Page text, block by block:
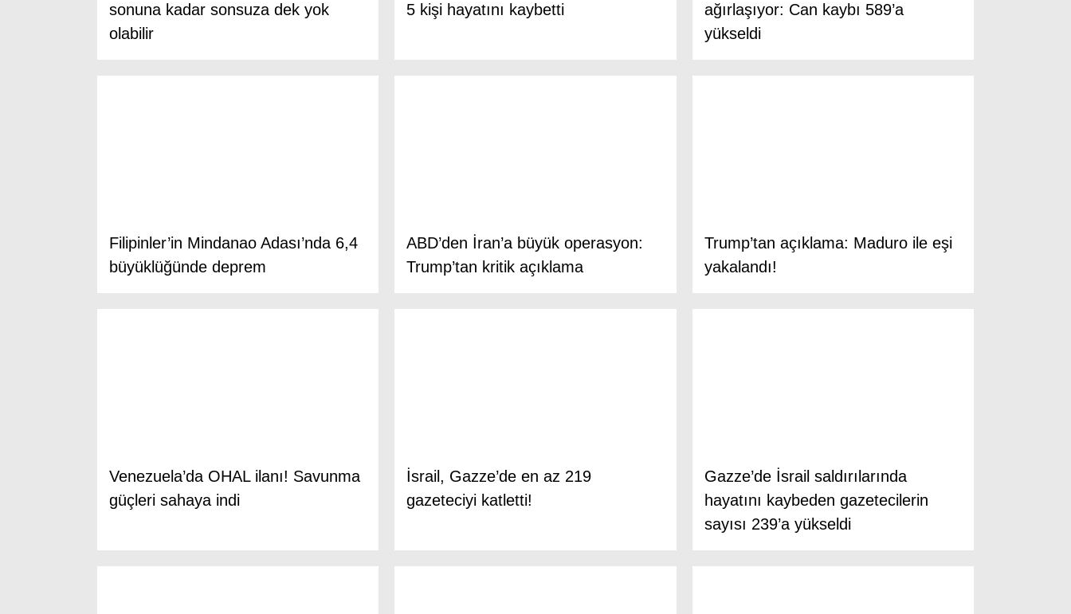
Spor
sonuna kadar sonsuza dek yok
olabilir
5 kişi hayatını kaybetti
ağırlaşıyor: Can kaybı 589’a
yükseldi
Filipinler’in Mindanao Adası’nda 6,4
büyüklüğünde deprem
ABD’den İran’a büyük operasyon:
Trump’tan kritik açıklama
Trump’tan açıklama: Maduro ile eşi
yakalandı!
Venezuela’da OHAL ilanı! Savunma
güçleri sahaya indi
İsrail, Gazze’de en az 219
gazeteciyi katletti!
Gazze’de İsrail saldırılarında
hayatını kaybeden gazetecilerin
sayısı 239’a yükseldi